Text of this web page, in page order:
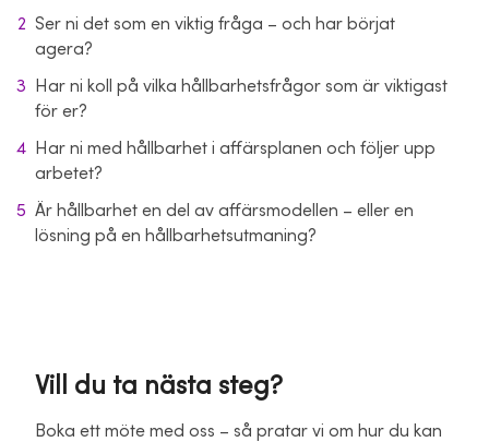
Ser ni det som en viktig fråga – och har börjat
agera?
Har ni koll på vilka hållbarhetsfrågor som är viktigast
för er?
Har ni med hållbarhet i affärsplanen och följer upp
arbetet?
Är hållbarhet en del av affärsmodellen – eller en
lösning på en hållbarhetsutmaning?
Vill du ta nästa steg?
Boka ett möte med oss – så pratar vi om hur du kan